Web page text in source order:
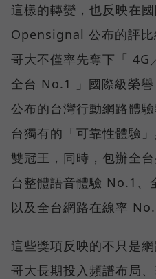
這樣的轉變，也反映在
Opensignal 公布的評比
哥大不僅率先奪下「 4G
全台 No.1 」國際級榮
公布的台灣行動網路體
台獨有的「可靠性體驗
雙冠王，同時，包辦全
台整體語音體驗 No.1、
以及全台網路在線率
這些獎項反映的不只是
哥大長期投入頻譜布局